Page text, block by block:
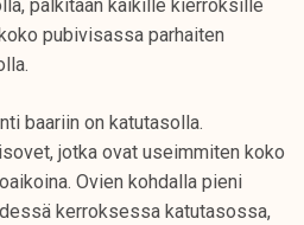
palkitaan kaikille kierroksille
pubivisassa parhaiten
baariin on katutasolla.
jotka ovat useimmiten koko
Ovien kohdalla pieni
kerroksessa katutasossa,